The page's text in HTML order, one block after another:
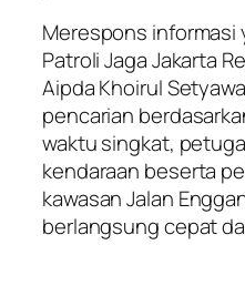
Merespons informasi
Patroli Jaga Jakarta
Aipda Khoirul
pencarian
waktu singkat,
kendaraan beserta
kawasan Jalan
berlangsung cepat